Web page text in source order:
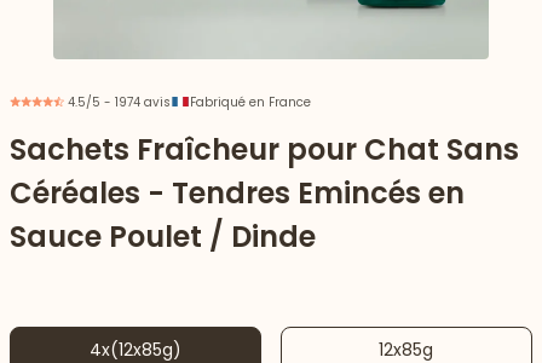
4.5/5 - 1974 avis Fabriqué en France
Sachets Fraîcheur pour Chat Sans
Céréales - Tendres Emincés en
Sauce Poulet / Dinde
4x(12x85g) 12x85g